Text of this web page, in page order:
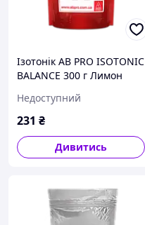
Ізотонік AB PRO ISOTONIC
BALANCE 300 г Лимон
Недоступний
231 ₴
Дивитись